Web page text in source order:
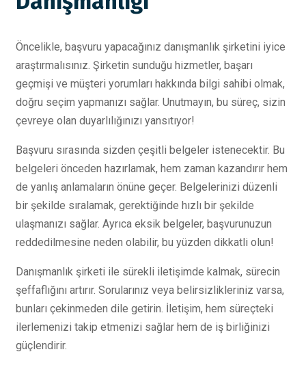
Öncelikle, başvuru yapacağınız danışmanlık şirketini iyice
araştırmalısınız. Şirketin sunduğu hizmetler, başarı
geçmişi ve müşteri yorumları hakkında bilgi sahibi olmak,
doğru seçim yapmanızı sağlar. Unutmayın, bu süreç, sizin
çevreye olan duyarlılığınızı yansıtıyor!
Başvuru sırasında sizden çeşitli belgeler istenecektir. Bu
belgeleri önceden hazırlamak, hem zaman kazandırır hem
de yanlış anlamaların önüne geçer. Belgelerinizi düzenli
bir şekilde sıralamak, gerektiğinde hızlı bir şekilde
ulaşmanızı sağlar. Ayrıca eksik belgeler, başvurunuzun
reddedilmesine neden olabilir, bu yüzden dikkatli olun!
Danışmanlık şirketi ile sürekli iletişimde kalmak, sürecin
şeffaflığını artırır. Sorularınız veya belirsizlikleriniz varsa,
bunları çekinmeden dile getirin. İletişim, hem süreçteki
ilerlemenizi takip etmenizi sağlar hem de iş birliğinizi
güçlendirir.